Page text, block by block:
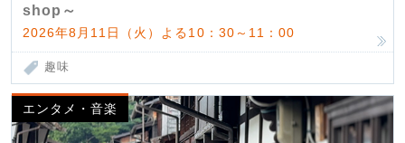
shop～
2026年8月11日（火）よる10：30～11：00
趣味
エンタメ・音楽